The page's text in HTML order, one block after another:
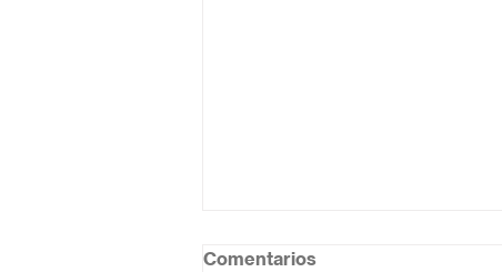
Comentarios